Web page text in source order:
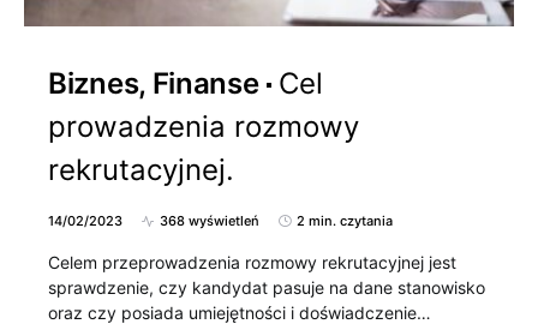
Biznes, Finanse
Cel
prowadzenia rozmowy
rekrutacyjnej.
14/02/2023 368 wyświetleń 2 min. czytania
Celem przeprowadzenia rozmowy rekrutacyjnej jest
sprawdzenie, czy kandydat pasuje na dane stanowisko
oraz czy posiada umiejętności i doświadczenie…